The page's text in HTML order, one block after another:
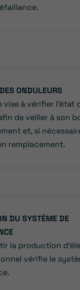
ONDULEURS
vise à vérifier l’état
de veiller à son
et, si
remplacement.
DU SYSTÈME DE
la production
vérifie le